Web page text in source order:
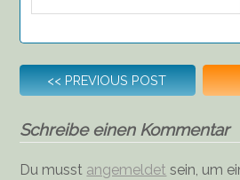
Beitragsnavigation
<< PREVIOUS POST
Schreibe einen Kommentar
Du musst angemeldet sein, um